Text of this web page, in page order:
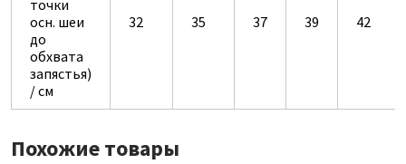
точки
осн. шеи
до
обхвата
запястья)
/ см
32 35 37 39 42
Похожие товары